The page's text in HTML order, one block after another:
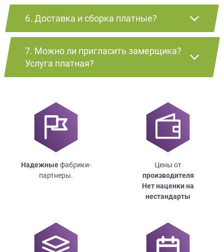
6. Доставка и сборка платные?
7. Можно ли пригласить замерщика?
Услуга платная?
Надежныефабрики-
партнеры.
Цены от
производителя
Нет наценки на
нестандарты